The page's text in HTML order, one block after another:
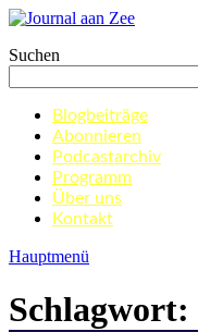
Zum
springen
Journal aan Zee
Suchen
Blogbeiträge
Abonnieren
Podcastarchiv
Programm
Über uns
Kontakt
Hauptmenü
Schlagwort: